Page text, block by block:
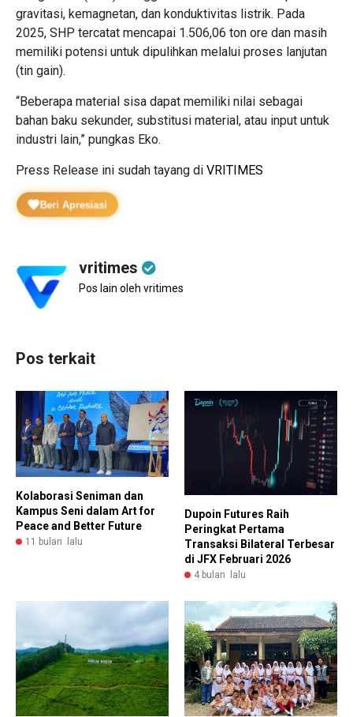
gravitasi, kemagnetan, dan konduktivitas listrik. Pada
2025, SHP tercatat mencapai 1.506,06 ton ore dan masih
memiliki potensi untuk dipulihkan melalui proses lanjutan
(tin gain).
“Beberapa material sisa dapat memiliki nilai sebagai
bahan baku sekunder, substitusi material, atau input untuk
industri lain,” pungkas Eko.
Press Release ini sudah tayang di VRITIMES
Beri Apresiasi
vritimes
Pos lain oleh vritimes
Pos terkait
Kolaborasi Seniman dan
Kampus Seni dalam Art for
Peace and Better Future
11 bulan lalu
Dupoin Futures Raih
Peringkat Pertama
Transaksi Bilateral Terbesar
di JFX Februari 2026
4 bulan lalu